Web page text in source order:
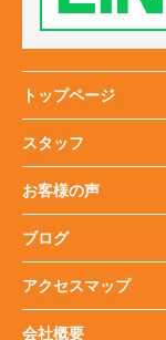
トップページ
スタッフ
お客様の声
ブログ
アクセスマップ
会社概要